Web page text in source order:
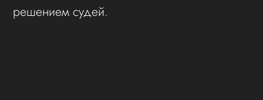
решением судей.